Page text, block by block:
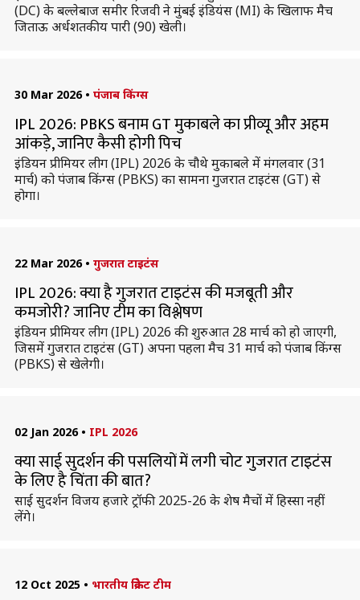
(DC) के बल्लेबाज समीर रिजवी ने मुंबई इंडियंस (MI) के खिलाफ मैच
जिताऊ अर्धशतकीय पारी (90) खेली।
30 Mar 2026 • पंजाब किंग्स
IPL 2026: PBKS बनाम GT मुकाबले का प्रीव्यू और अहम
आंकड़े, जानिए कैसी होगी पिच
इंडियन प्रीमियर लीग (IPL) 2026 के चौथे मुकाबले में मंगलवार (31
मार्च) को पंजाब किंग्स (PBKS) का सामना गुजरात टाइटंस (GT) से
होगा।
22 Mar 2026 • गुजरात टाइटंस
IPL 2026: क्या है गुजरात टाइटंस की मजबूती और
कमजोरी? जानिए टीम का विश्लेषण
इंडियन प्रीमियर लीग (IPL) 2026 की शुरुआत 28 मार्च को हो जाएगी,
जिसमें गुजरात टाइटंस (GT) अपना पहला मैच 31 मार्च को पंजाब किंग्स
(PBKS) से खेलेगी।
02 Jan 2026 • IPL 2026
क्या साई सुदर्शन की पसलियों में लगी चोट गुजरात टाइटंस
के लिए है चिंता की बात?
साई सुदर्शन विजय हजारे ट्रॉफी 2025-26 के शेष मैचों में हिस्सा नहीं
लेंगे।
12 Oct 2025 • भारतीय क्रिकेट टीम